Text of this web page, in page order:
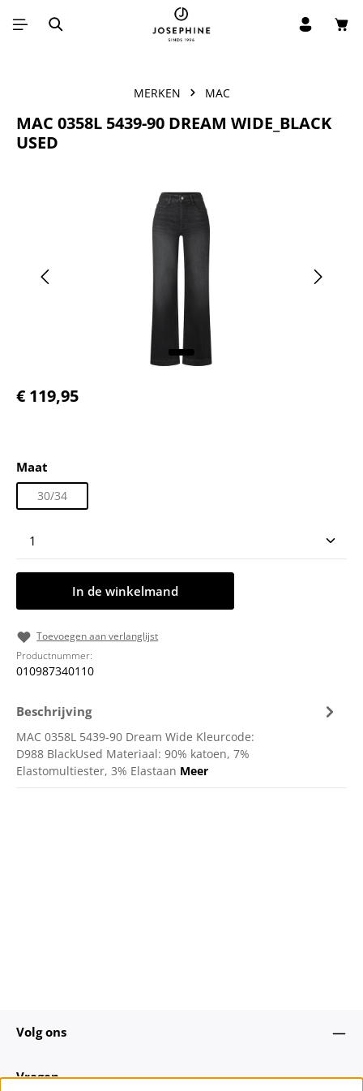
Ga naar de hoofdinhoud
MERKEN MAC
MAC 0358L 5439-90 DREAM WIDE_BLACK
USED
Afbeeldingengalerij overslaan
Normale prijs:
€ 119,95
Selecteer
Maat
30/34
Producthoeveelheid: Voer de gewenste
In de winkelmand
Toevoegen aan verlanglijst
Productnummer:
010987340110
Beschrijving
MAC 0358L 5439-90 Dream Wide Kleurcode:
D988 BlackUsed Materiaal: 90% katoen, 7%
Elastomultiester, 3% Elastaan Meer
Volg ons
Vragen